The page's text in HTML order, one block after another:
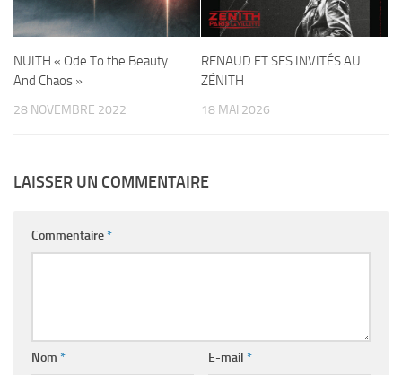
NUITH « Ode To the Beauty
And Chaos »
28 NOVEMBRE 2022
RENAUD ET SES INVITÉS AU
ZÉNITH
18 MAI 2026
LAISSER UN COMMENTAIRE
Commentaire*
Nom * E-mail *